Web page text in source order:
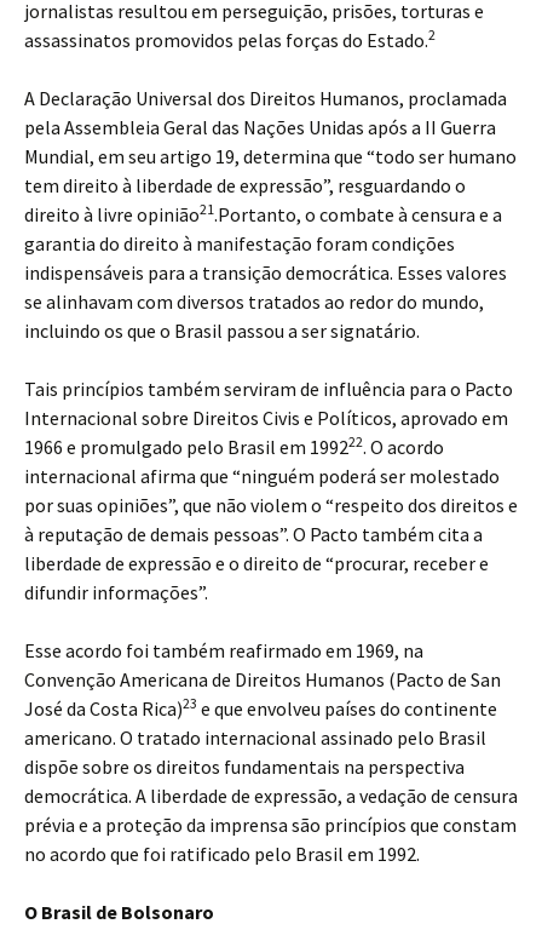
jornalistas resultou em perseguição, prisões, torturas e
assassinatos promovidos pelas forças do Estado.2
A Declaração Universal dos Direitos Humanos, proclamada
pela Assembleia Geral das Nações Unidas após a II Guerra
Mundial, em seu artigo 19, determina que “todo ser humano
tem direito à liberdade de expressão”, resguardando o
direito à livre opinião21.Portanto, o combate à censura e a
garantia do direito à manifestação foram condições
indispensáveis para a transição democrática. Esses valores
se alinhavam com diversos tratados ao redor do mundo,
incluindo os que o Brasil passou a ser signatário.
Tais princípios também serviram de influência para o Pacto
Internacional sobre Direitos Civis e Políticos, aprovado em
1966 e promulgado pelo Brasil em 199222. O acordo
internacional afirma que “ninguém poderá ser molestado
por suas opiniões”, que não violem o “respeito dos direitos e
à reputação de demais pessoas”. O Pacto também cita a
liberdade de expressão e o direito de “procurar, receber e
difundir informações”.
Esse acordo foi também reafirmado em 1969, na
Convenção Americana de Direitos Humanos (Pacto de San
José da Costa Rica)23 e que envolveu países do continente
americano. O tratado internacional assinado pelo Brasil
dispõe sobre os direitos fundamentais na perspectiva
democrática. A liberdade de expressão, a vedação de censura
prévia e a proteção da imprensa são princípios que constam
no acordo que foi ratificado pelo Brasil em 1992.
O Brasil de Bolsonaro